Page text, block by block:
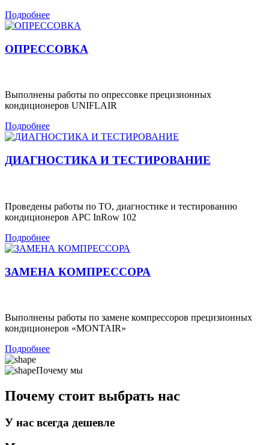
Подробнее
ОПРЕССОВКА
Выполнены работы по опрессовке прецизионных
кондиционеров UNIFLAIR
Подробнее
ДИАГНОСТИКА И ТЕСТИРОВАНИЕ
Проведены работы по ТО, диагностике и тестированию
кондиционеров APC InRow 102
Подробнее
ЗАМЕНА КОМПРЕССОРА
Выполнены работы по замене компрессоров прецизионных
кондиционеров «MONTAIR»
Подробнее
Почему мы
Почему стоит выбрать нас
У нас всегда дешевле